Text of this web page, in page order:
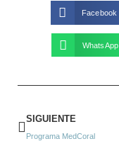
Facebook
WhatsApp
SIGUIENTE
Programa MedCoral